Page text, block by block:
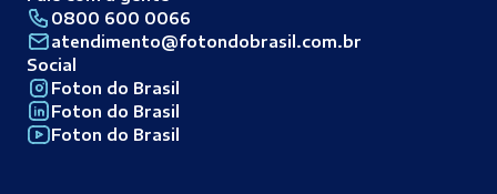
0800 600 0066
atendimento@fotondobrasil.com.br
Social
Foton do Brasil
Foton do Brasil
Foton do Brasil